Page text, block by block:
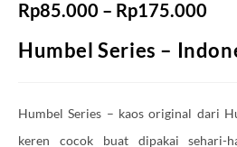
Rp85.000 – Rp175.000
Humbel Series –
Humbel Series – kaos original dari
keren cocok buat dipakai sehari-